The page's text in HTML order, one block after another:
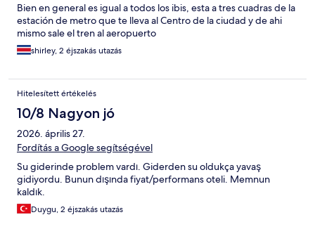
Bien en general es igual a todos los ibis, esta a tres cuadras de la
estación de metro que te lleva al Centro de la ciudad y de ahi
mismo sale el tren al aeropuerto
shirley, 2 éjszakás utazás
Hitelesített értékelés
10/8 Nagyon jó
2026. április 27.
Fordítás a Google segítségével
Su giderinde problem vardı. Giderden su oldukça yavaş
gidiyordu. Bunun dışında fiyat/performans oteli. Memnun
kaldık.
Duygu, 2 éjszakás utazás